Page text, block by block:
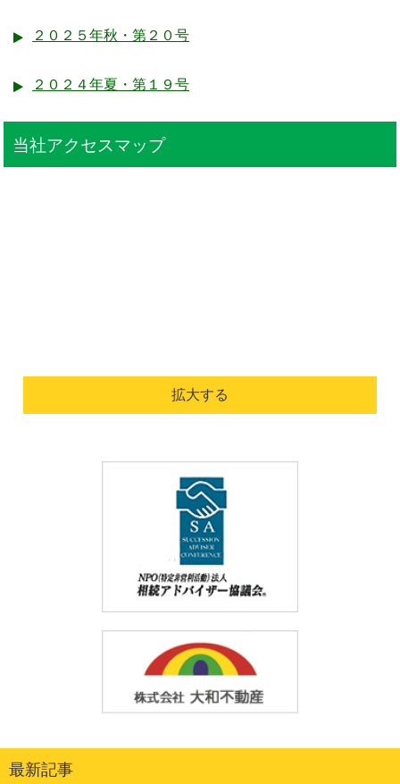
２０２５年秋・第２０号
２０２４年夏・第１９号
当社アクセスマップ
拡大する
最新記事